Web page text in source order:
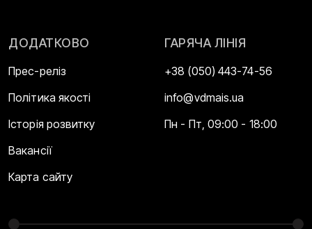
ДОДАТКОВО
Прес-реліз
Політика якості
Історія розвитку
Вакансії
Карта сайту
ГАРЯЧА ЛІНІЯ
+38 (050) 443-74-56
info@vdmais.ua
Пн - Пт, 09:00 - 18:00